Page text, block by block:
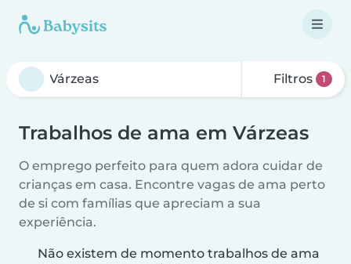
Filtros 1
Trabalhos de ama em Várzeas
O emprego perfeito para quem adora cuidar de
crianças em casa. Encontre vagas de ama perto
de si com famílias que apreciam a sua
experiência.
Não existem de momento trabalhos de ama